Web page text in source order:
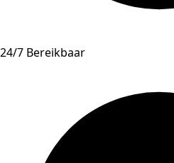
24/7 Bereikbaar